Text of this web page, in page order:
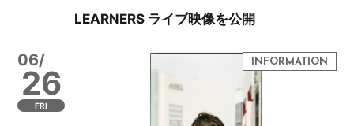
LEARNERS ライブ映像を公開
06/
26
FRI